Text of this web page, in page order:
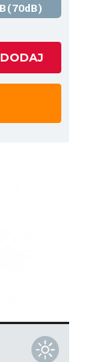
B(70dB)